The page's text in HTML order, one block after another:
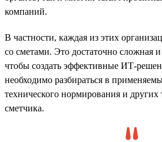
компаний.
В частности, каждая из этих
со сметами. Это достаточно сложная
чтобы создать эффективные ИТ-
необходимо разбираться в
технического нормирования и других
сметчика.